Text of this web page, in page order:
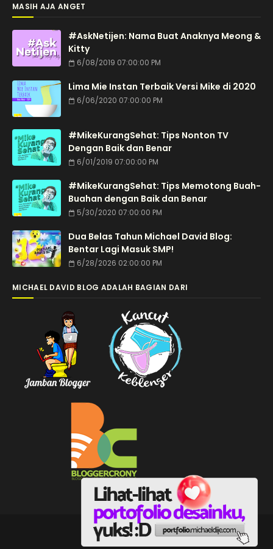
MASIH AJA ANGET
#AskNetijen: Nama Buat Anaknya Meong &
Kitty
6/08/2019 07:00:00 PM
Lima Mie Instan Terbaik Versi Mike di 2020
6/06/2020 07:00:00 PM
#MikeKurangSehat: Tips Nonton TV
Dengan Baik dan Benar
6/01/2019 07:00:00 PM
#MikeKurangSehat: Tips Memotong Buah-
Buahan dengan Baik dan Benar
5/30/2020 07:00:00 PM
Dua Belas Tahun Michael David Blog:
Bentar Lagi Masuk SMP!
6/28/2026 02:00:00 PM
MICHAEL DAVID BLOG ADALAH BAGIAN DARI
michaeldije.com